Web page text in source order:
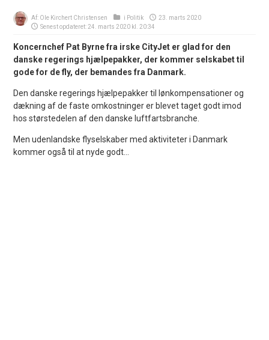
Af: Ole Kirchert Christensen i Politik
23. marts 2020
Senest opdateret: 24. marts 2020 kl. 20:34
Koncernchef Pat Byrne fra irske CityJet er glad for den
danske regerings hjælpepakker, der kommer selskabet til
gode for de fly, der bemandes fra Danmark.
Den danske regerings hjælpepakker til lønkompensationer og
dækning af de faste omkostninger er blevet taget godt imod
hos størstedelen af den danske luftfartsbranche.
Men udenlandske flyselskaber med aktiviteter i Danmark
kommer også til at nyde godt...